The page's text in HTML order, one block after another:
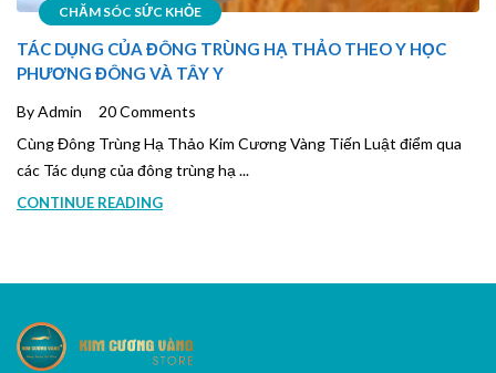
CHĂM SÓC SỨC KHỎE
TÁC DỤNG CỦA ĐÔNG TRÙNG HẠ THẢO THEO Y HỌC
PHƯƠNG ĐÔNG VÀ TÂY Y
By Admin
20 Comments
Cùng Đông Trùng Hạ Thảo Kim Cương Vàng Tiến Luật điểm qua
các Tác dụng của đông trùng hạ ...
CONTINUE READING